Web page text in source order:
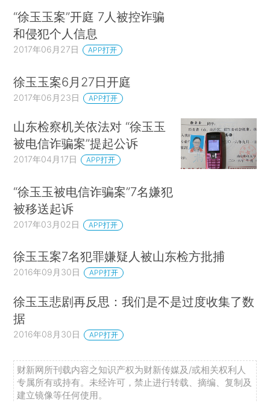
“徐玉玉案”开庭 7人被控诈骗
和侵犯个人信息
2017年06月27日 APP打开
徐玉玉案6月27日开庭
2017年06月23日 APP打开
山东检察机关依法对 “徐玉玉
被电信诈骗案”提起公诉
2017年04月17日 APP打开
“徐玉玉被电信诈骗案”7名嫌犯
被移送起诉
2017年03月02日 APP打开
徐玉玉案7名犯罪嫌疑人被山东检方批捕
2016年09月30日 APP打开
徐玉玉悲剧再反思：我们是不是过度收集了数
据
2016年08月30日 APP打开
财新网所刊载内容之知识产权为财新传媒及/或相关权利人
专属所有或持有。未经许可，禁止进行转载、摘编、复制及
建立镜像等任何使用。